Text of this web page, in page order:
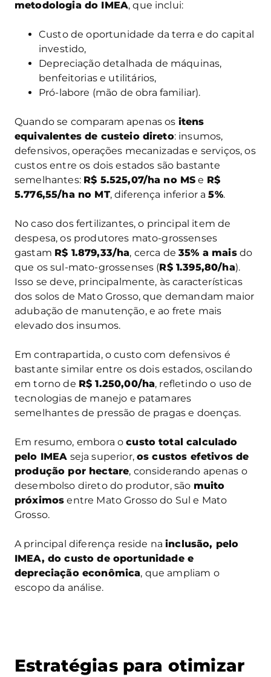
metodologia do IMEA, que inclui:
Custo de oportunidade da terra e do capital
investido,
Depreciação detalhada de máquinas,
benfeitorias e utilitários,
Pró-labore (mão de obra familiar).
Quando se comparam apenas os itens
equivalentes de custeio direto: insumos,
defensivos, operações mecanizadas e serviços, os
custos entre os dois estados são bastante
semelhantes: R$ 5.525,07/ha no MS e R$
5.776,55/ha no MT, diferença inferior a5%.
No caso dos fertilizantes, o principal item de
despesa, os produtores mato-grossenses
gastam R$ 1.879,33/ha, cerca de35% a maisdo
que os sul-mato-grossenses (R$ 1.395,80/ha).
Isso se deve, principalmente, às características
dos solos de Mato Grosso, que demandam maior
adubação de manutenção, e ao frete mais
elevado dos insumos.
Em contrapartida, o custo com defensivos é
bastante similar entre os dois estados, oscilando
em torno de R$ 1.250,00/ha, refletindo o uso de
tecnologias de manejo e patamares
semelhantes de pressão de pragas e doenças.
Em resumo, embora ocusto total calculado
pelo IMEA seja superior,os custos efetivos de
produção por hectare, considerando apenas o
desembolso direto do produtor, são muito
próximos entre Mato Grosso do Sul e Mato
Grosso.
A principal diferença reside nainclusão, pelo
IMEA, do custo de oportunidade e
depreciação econômica, que ampliam o
escopo da análise.
Estratégias para otimizar